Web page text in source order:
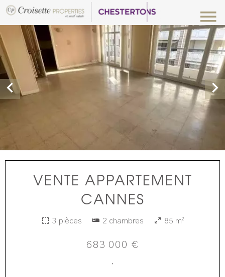
VENTE APPARTEMENT
CANNES
3 pièces 2 chambres 85 m²
683 000 €
·